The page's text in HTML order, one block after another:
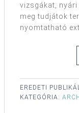
vizsgákat,
meg tudjátok
nyomtatható
EREDETI
KATEGÓRIA: